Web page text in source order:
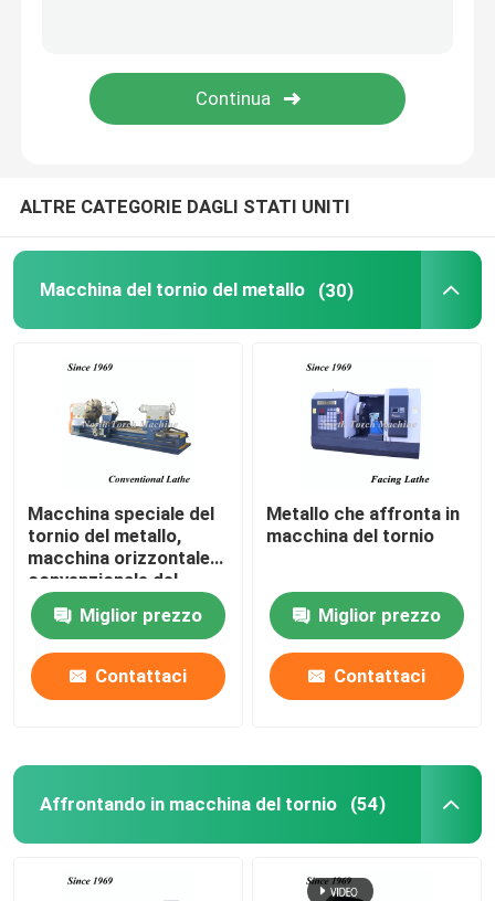
macchina utensile di CNC
ALTRE CATEGORIE DAGLI STATI UNITI
Macchina del tornio del metallo (30)
Macchina speciale del
tornio del metallo,
macchina orizzontale
convenzionale del
tornio
Miglior prezzo
Contattaci
Metallo che affronta in
macchina del tornio
Miglior prezzo
Contattaci
Affrontando in macchina del tornio (54)